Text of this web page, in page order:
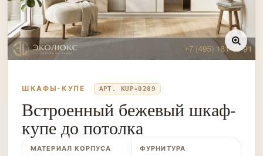
ШКАФЫ-КУПЕ АРТ. KUP-0289
Встроенный бежевый шкаф-
купе до потолка
МАТЕРИАЛ КОРПУСА ФУРНИТУРА